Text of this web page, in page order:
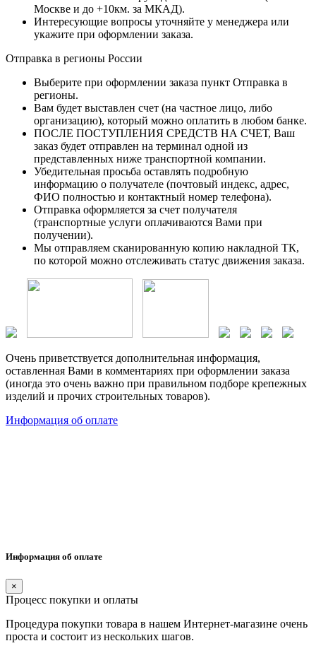
Москве и до +10км. за МКАД).
Интересующие вопросы уточняйте у менеджера или
укажите при оформлении заказа.
Отправка в регионы России
Выберите при оформлении заказа пункт Отправка в
регионы.
Вам будет выставлен счет (на частное лицо, либо
организацию), который можно оплатить в любом банке.
ПОСЛЕ ПОСТУПЛЕНИЯ СРЕДСТВ НА СЧЕТ, Ваш
заказ будет отправлен на терминал одной из
представленных ниже транспортной компании.
Убедительная просьба оставлять подробную
информацию о получателе (почтовый индекс, адрес,
ФИО полностью и контактный номер телефона).
Отправка оформляется за счет получателя
(транспортные услуги оплачиваются Вами при
получении).
Мы отправляем сканированную копию накладной ТК,
по которой можно отслеживать статус движения заказа.
Очень приветствуется дополнительная информация,
оставленная Вами в комментариях при оформлении заказа
(иногда это очень важно при правильном подборе крепежных
изделий и прочих строительных товаров).
Информация об оплате
Информация об оплате
×
Процесс покупки и оплаты
Процедура покупки товара в нашем Интернет-магазине очень
проста и состоит из нескольких шагов.